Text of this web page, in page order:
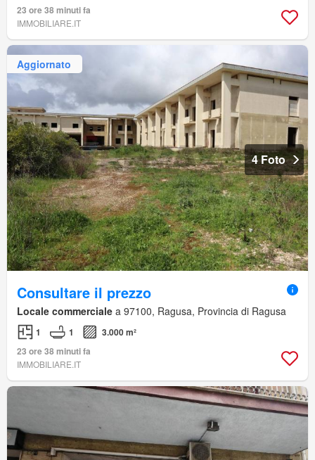
23 ore 38 minuti fa
IMMOBILIARE.IT
Aggiornato
4 Foto
Consultare il prezzo
Locale commerciale a 97100, Ragusa, Provincia di Ragusa
1 1
3.000 m²
23 ore 38 minuti fa
IMMOBILIARE.IT